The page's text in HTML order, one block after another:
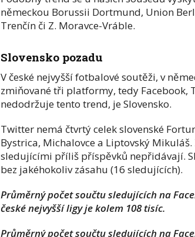
německou Borussii Dortmund, Union
Trenčín či Z. Moravce-Vráble.
Slovensko pozadu
V české nejvyšší fotbalové soutěži, v
zmiňované tři platformy, tedy Facebook,
nedodržuje tento trend, je Slovensko.
Twitter nemá čtvrtý celek slovenské
Bystrica, Michalovce a Liptovský
sledujícími příliš příspěvků nepřidávají.
bez jakéhokoliv zásahu (16 sledujících).
Průměrný počet součtu sledujících na
české nejvyšší ligy je kolem 108 tisíc.
Průměrný počet součtu sledujících na